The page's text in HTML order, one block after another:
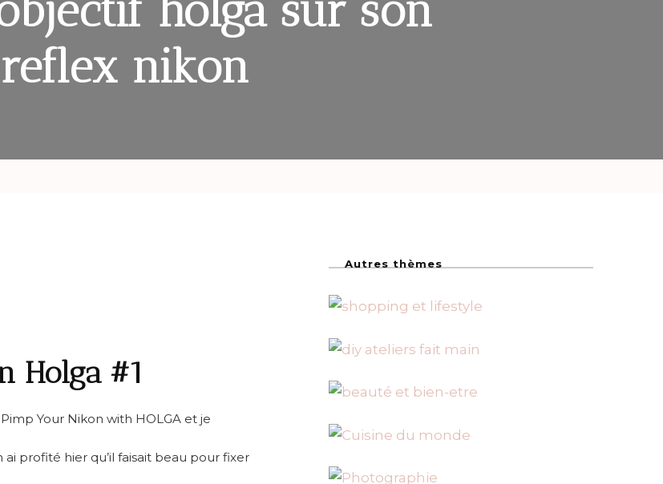
holga sur son
reflex nikon
Holga #1
Your Nikon with HOLGA et je
ai profité hier qu’il faisait beau pour fixer
Autres thèmes